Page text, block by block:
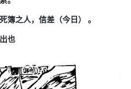
簿之人，信差（今日） 。
也